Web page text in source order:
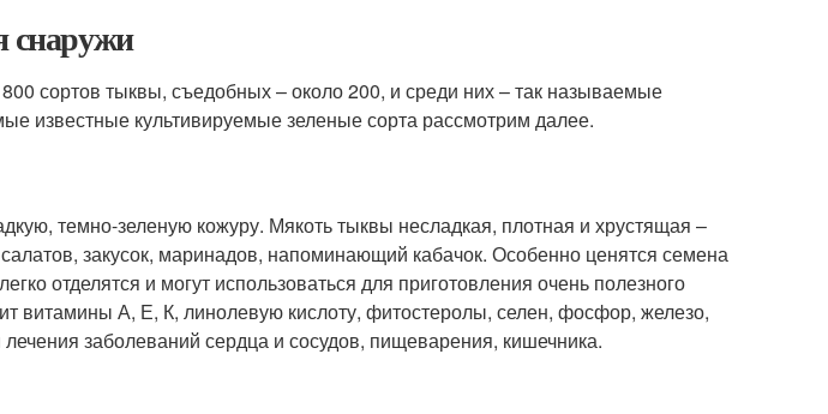
снаружи
сортов тыквы, съедобных – около 200, и среди них – так называемые
известные культивируемые зеленые сорта рассмотрим далее.
темно-зеленую кожуру. Мякоть тыквы несладкая, плотная и хрустящая –
закусок, маринадов, напоминающий кабачок. Особенно ценятся семена
отделятся и могут использоваться для приготовления очень полезного
витамины А, Е, К, линолевую кислоту, фитостеролы, селен, фосфор, железо,
заболеваний сердца и сосудов, пищеварения, кишечника.